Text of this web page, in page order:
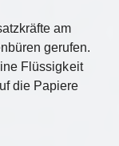
am
gerufen.
Flüssigkeit
die Papiere